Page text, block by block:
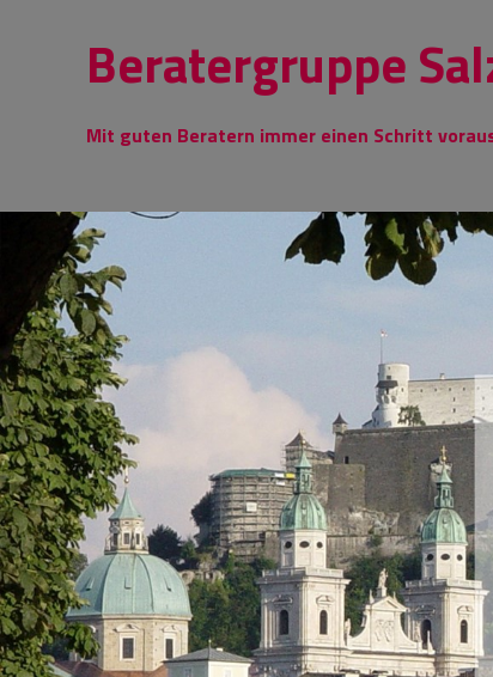
Beratergruppe
Mit guten Beratern immer einen Schritt